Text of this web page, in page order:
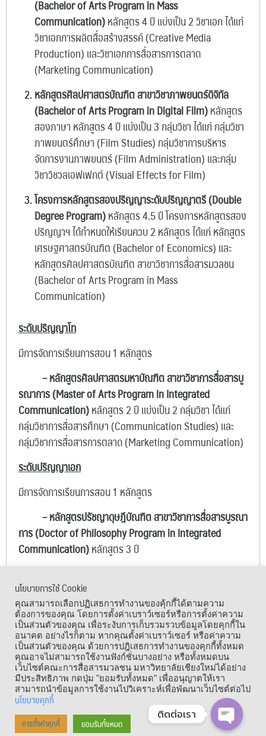
(Bachelor of Arts Program in Mass
Communication)หลักสูตร 4 ปี แบ่งเป็น 2 วิชาเอก ได้แก่
วิชาเอกการผลิตสื่อสร้างสรรค์ (Creative Media
Production) และวิชาเอกการสื่อสารการตลาด
(Marketing Communication)
หลักสูตรศิลปศาสตรบัณฑิต สาขาวิชาภาพยนตร์ดิจิทัล
(Bachelor of Arts Program in Digital Film)หลักสูตร
สองภาษา หลักสูตร 4 ปี แบ่งเป็น 3 กลุ่มวิชา ได้แก่ กลุ่มวิชา
ภาพยนตร์ศึกษา (Film Studies) กลุ่มวิชาการบริหาร
จัดการงานภาพยนตร์ (Film Administration) และกลุ่ม
วิชาวิชวลเอฟเฟกต์ (Visual Effects for Film)
โครงการหลักสูตรสองปริญญาระดับปริญญาตรี (Double
Degree Program)หลักสูตร 4.5 ปี โครงการหลักสูตรสอง
ปริญญาฯ ได้กำหนดให้เรียนควบ 2 หลักสูตร ได้แก่ หลักสูตร
เศรษฐศาสตรบัณฑิต (Bachelor of Economics) และ
หลักสูตรศิลปศาสตรบัณฑิต สาขาวิชาการสื่อสารมวลชน
(Bachelor of Arts Program in Mass
Communication)
ระดับปริญญาโท
มีการจัดการเรียนการสอน 1 หลักสูตร
– หลักสูตรศิลปศาสตรมหาบัณฑิต สาขาวิชาการสื่อสารบู
รณาการ (Master of Arts Program in Integrated
Communication)หลักสูตร 2 ปี แบ่งเป็น 2 กลุ่มวิชา ได้แก่
กลุ่มวิชาการสื่อสารศึกษา (Communication Studies) และ
กลุ่มวิชาการสื่อสารการตลาด (Marketing Communication)
ระดับปริญญาเอก
มีการจัดการเรียนการสอน 1 หลักสูตร
– หลักสูตรปรัชญาดุษฎีบัณฑิต สาขาวิชาการสื่อสารบูรณา
การ (Doctor of Philosophy Program in Integrated
Communication)หลักสูตร 3 ปี
เมนูลัด
Copyright © 1964 – 2021 Faculty of Mass Communication, Chiang Mai
นโยบายการใช้ Cookie
คุณสามารถเลือกปฏิเสธการทำงานของคุ้กกี้ได้ตามความ
ต้องการของคุณ โดยการตั้งค่าเบราว์เซอร์หรือการตั้งค่าความ
เป็นส่วนตัวของคุณ เพื่อระงับการเก็บรวมรวบข้อมูลโดยคุกกี้ใน
อนาคต อย่างไรก็ตาม หากคุณตั้งค่าเบราว์เซอร์ หรือค่าความ
เป็นส่วนตัวของคุณ ด้วยการปฎิเสธการทำงานของคุกกี้ทั้งหมด
คุณอาจไม่สามารถใช้งานฟังก์ชั่นบางอย่าง หรือทั้งหมดบน
เว็บไซต์คณะการสื่อสารมวลชน มหาวิทยาลัยเชียงใหม่ได้อย่าง
มีประสิทธิภาพ กดปุ่ม "ยอมรับทั้งหมด" เพื่ออนุญาตให้เรา
สามารถนำข้อมูลการใช้งานไปวิเคราะห์เพื่อพัฒนาเว็บไซต์ต่อไป
นโยบายคุกกี้
การตั้งค่าคุกกี้ ยอมรับทั้งหมด
ติดต่อเรา
OPEN